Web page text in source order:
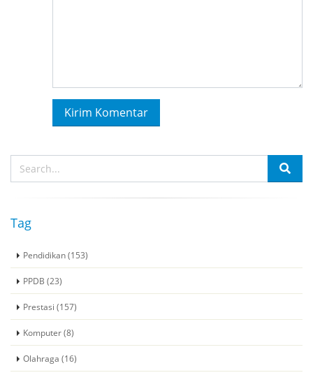
Tag
Pendidikan (153)
PPDB (23)
Prestasi (157)
Komputer (8)
Olahraga (16)